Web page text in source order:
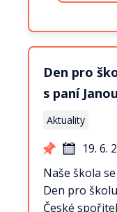
Den pro
s paní
Aktuality
19. 6.
Naše škola
Den pro
České